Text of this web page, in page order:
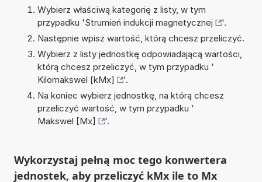
Wybierz właściwą kategorię z listy, w tym
przypadku 'Strumień indukcji magnetycznej
'.
Następnie wpisz wartość, którą chcesz przeliczyć.
Wybierz z listy jednostkę odpowiadającą wartości,
którą chcesz przeliczyć, w tym przypadku '
Kilomakswel [kMx]
'.
Na koniec wybierz jednostkę, na którą chcesz
przeliczyć wartość, w tym przypadku '
Makswel [Mx]
'.
Wykorzystaj pełną moc tego konwertera
jednostek, aby przeliczyć kMx ile to Mx